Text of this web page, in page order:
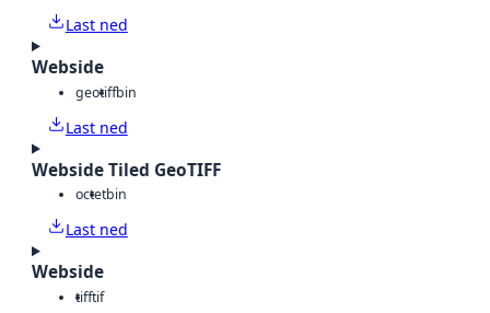
Last ned
Webside
geotiffbin
Last ned
Webside Tiled GeoTIFF
octetbin
Last ned
Webside
tifftif